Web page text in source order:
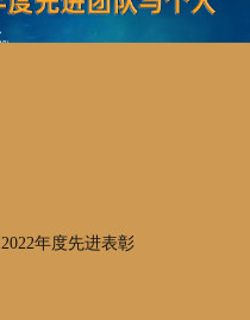
2022年度先进表彰